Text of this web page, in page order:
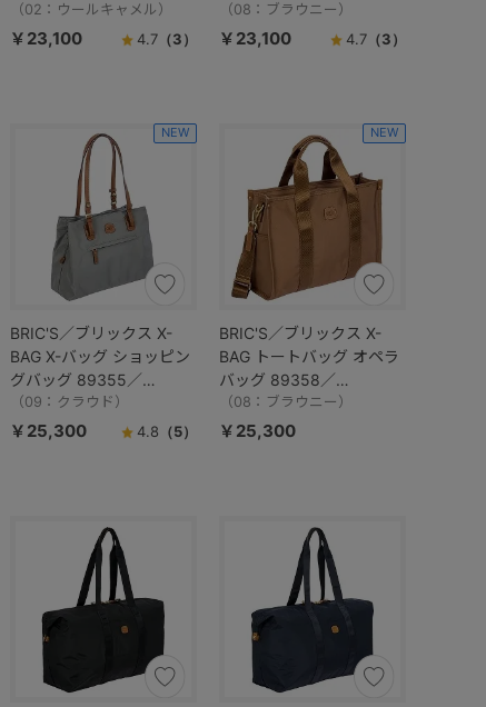
／BXG45071
（02：ウールキャメル）
￥23,100 4.7 （3）
／BXG45071
（08：ブラウニー）
￥23,100 4.7 （3）
BRIC'S／ブリックス X-
BAG X-バッグ ショッピン
グバッグ 89355／
BXG45282
（09：クラウド）
NEW
￥25,300 4.8 （5）
BRIC'S／ブリックス X-
BAG トートバッグ オペラ
バッグ 89358／
BXG45854
（08：ブラウニー）
NEW
￥25,300